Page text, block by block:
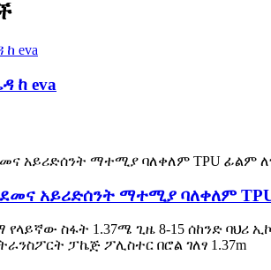
ከ eva
አይሪድሰንት ማተሚያ ባለቀለም
ስፋት 1.37ሜ ጊዜ 8-15 ሰከንድ ባህሪ
ፓኬጅ ፖሊስተር በሮል ገለፃ 1.37m